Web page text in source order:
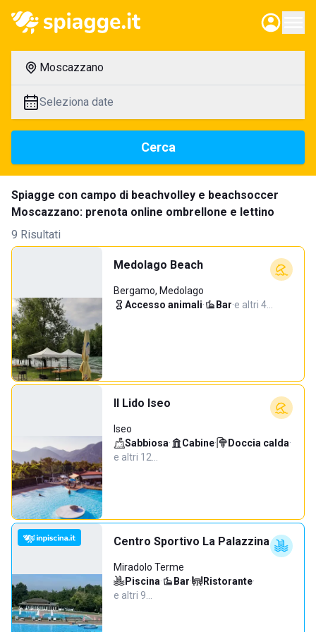
Moscazzano
Seleziona date
Cerca
Spiagge con campo di beachvolley e beachsoccer
Moscazzano: prenota online ombrellone e lettino
9 Risultati
Medolago Beach
Bergamo, Medolago
Accesso animali· Bar·e altri 4…
Il Lido Iseo
Iseo
Sabbiosa· Cabine· Doccia calda·
e altri 12…
Centro Sportivo La Palazzina
Miradolo Terme
Piscina· Bar· Ristorante·
e altri 9…